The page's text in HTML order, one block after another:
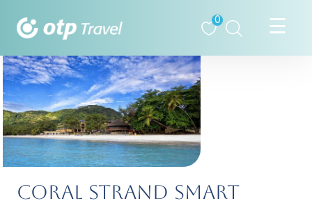
0
CORAL STRAND SMART